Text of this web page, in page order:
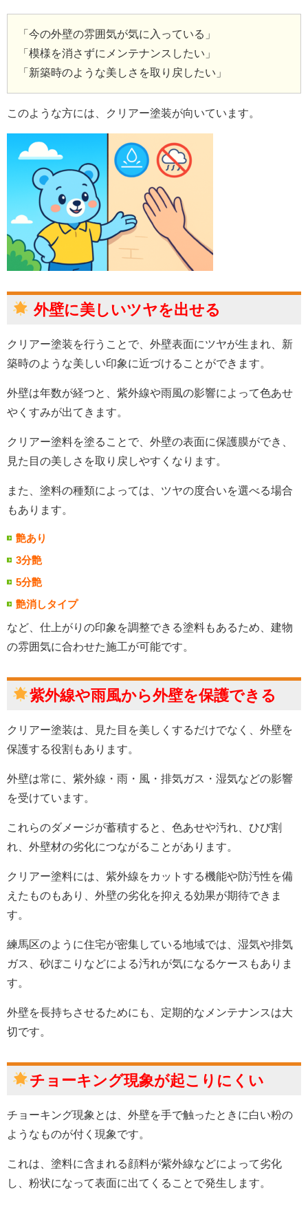
「今の外壁の雰囲気が気に入っている」
「模様を消さずにメンテナンスしたい」
「新築時のような美しさを取り戻したい」
このような方には、クリアー塗装が向いています。
外壁に美しいツヤを出せる
クリアー塗装を行うことで、外壁表面にツヤが生まれ、新
築時のような美しい印象に近づけることができます。
外壁は年数が経つと、紫外線や雨風の影響によって色あせ
やくすみが出てきます。
クリアー塗料を塗ることで、外壁の表面に保護膜ができ、
見た目の美しさを取り戻しやすくなります。
また、塗料の種類によっては、ツヤの度合いを選べる場合
もあります。
艶あり
3分艶
5分艶
艶消しタイプ
など、仕上がりの印象を調整できる塗料もあるため、建物
の雰囲気に合わせた施工が可能です。
紫外線や雨風から外壁を保護できる
クリアー塗装は、見た目を美しくするだけでなく、外壁を
保護する役割もあります。
外壁は常に、紫外線・雨・風・排気ガス・湿気などの影響
を受けています。
これらのダメージが蓄積すると、色あせや汚れ、ひび割
れ、外壁材の劣化につながることがあります。
クリアー塗料には、紫外線をカットする機能や防汚性を備
えたものもあり、外壁の劣化を抑える効果が期待できま
す。
練馬区のように住宅が密集している地域では、湿気や排気
ガス、砂ぼこりなどによる汚れが気になるケースもありま
す。
外壁を長持ちさせるためにも、定期的なメンテナンスは大
切です。
チョーキング現象が起こりにくい
チョーキング現象とは、外壁を手で触ったときに白い粉の
ようなものが付く現象です。
これは、塗料に含まれる顔料が紫外線などによって劣化
し、粉状になって表面に出てくることで発生します。